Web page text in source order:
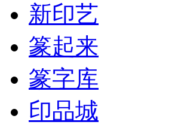
新印艺
篆起来
篆字库
印品城